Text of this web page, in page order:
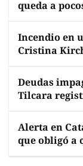
queda a
Incendio en
Cristina
Deudas
Tilcara
Alerta en
que obligó a